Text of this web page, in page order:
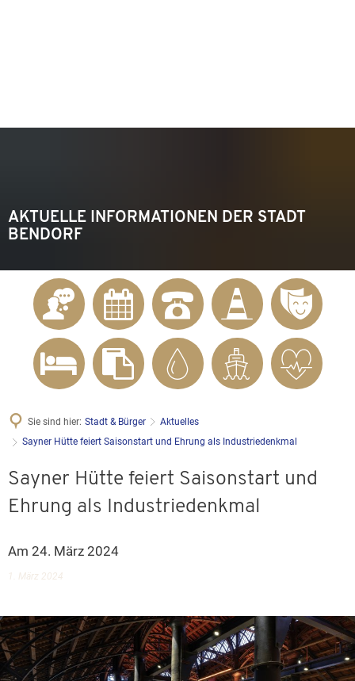
AKTUELLE INFORMATIONEN DER STADT
BENDORF
Sie sind hier: Stadt & Bürger
Aktuelles
Sayner Hütte feiert Saisonstart und Ehrung als Industriedenkmal
Sayner Hütte feiert Saisonstart und
Ehrung als Industriedenkmal
Am 24. März 2024
1. März 2024